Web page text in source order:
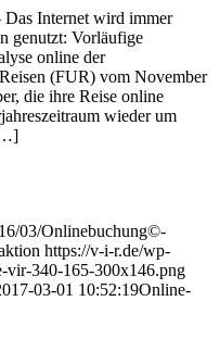
Internet wird immer
genutzt: Vorläufige
online der
(FUR) vom November
die ihre Reise online
wieder um
03/Onlinebuchung©-
https://v-i-r.de/wp-
vir-340-165-300x146.png
03-01 10:52:19Online-